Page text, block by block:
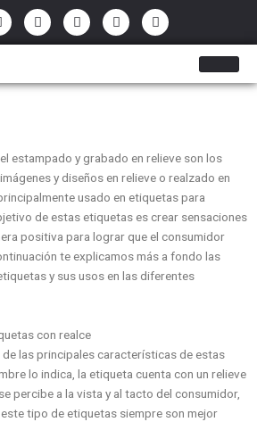
F
a
c
o
I
n
s
g
Y
o
u
b
W
h
a
a
estampado y grabado en relieve son los
y diseños en relieve o realzado en
usado en etiquetas para
de estas etiquetas es crear sensaciones
positiva para lograr que el consumidor
te explicamos más a fondo las
y sus usos en las diferentes
con realce
de las principales características de estas
lo indica, la etiqueta cuenta con un relieve
percibe a la vista y al tacto del consumidor,
tipo de etiquetas siempre son mejor